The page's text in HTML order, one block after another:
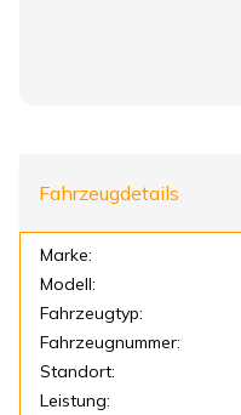
Fahrzeugdetails
Marke:
Modell:
Fahrzeugtyp:
Fahrzeugnummer:
Standort:
Leistung: